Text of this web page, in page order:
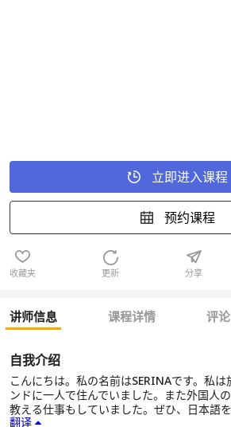
立即进入课程
预约课程
收藏夹 更新 分享
讲师信息 课程详情 评论
自我介绍
こんにちは。私の名前はSERINAです。私は
ンドに一人で住んでいました。また外国人
教える仕事もしていました。ぜひ、日本語
翻译